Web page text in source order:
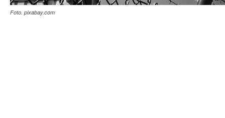
Foto. pixabay.com